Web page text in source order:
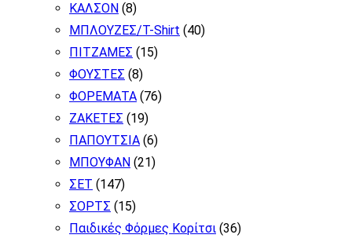
ΚΑΛΣΟΝ (8)
ΜΠΛΟΥΖΕΣ/T-Shirt (40)
ΠΙΤΖΑΜΕΣ (15)
ΦΟΥΣΤΕΣ (8)
ΦΟΡΕΜΑΤΑ (76)
ΖΑΚΕΤΕΣ (19)
ΠΑΠΟΥΤΣΙΑ (6)
ΜΠΟΥΦΑΝ (21)
ΣΕΤ (147)
ΣΟΡΤΣ (15)
Παιδικές Φόρμες Κορίτσι (36)